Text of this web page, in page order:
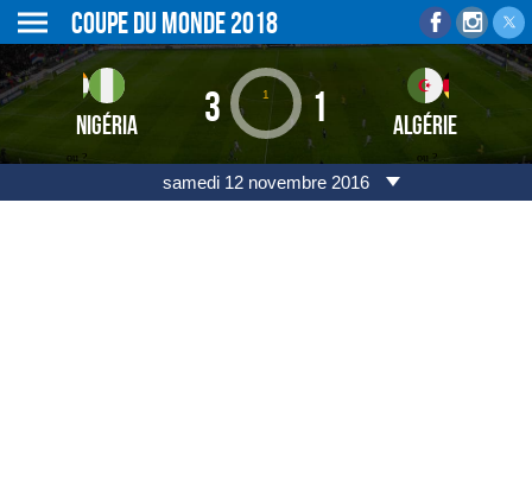
Coupe du monde 2018
NIGÉRIA 3 1 1 ALGÉRIE
ou ? ou ?
samedi 12 novembre 2016